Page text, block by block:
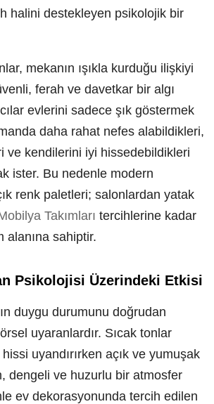
halini destekleyen psikolojik bir
mekanın ışıkla kurduğu ilişkiyi
ferah ve davetkar bir algı
evlerini sadece şık göstermek
daha rahat nefes alabildikleri,
ve kendilerini iyi hissedebildikleri
ister. Bu nedenle modern
renk paletleri; salonlardan yatak
Takımları tercihlerine kadar
alanına sahiptir.
Psikolojisi Üzerindeki Etkisi
duygu durumunu doğrudan
uyaranlardır. Sıcak tonlar
uyandırırken açık ve yumuşak
dengeli ve huzurlu bir atmosfer
ev dekorasyonunda tercih edilen